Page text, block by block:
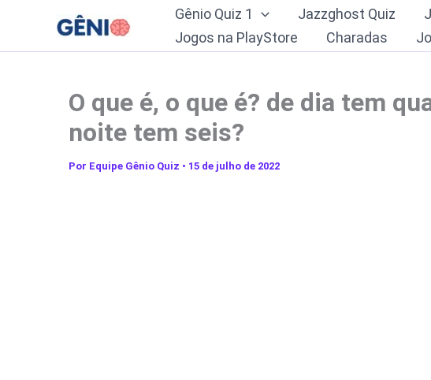
o
Gênio Quiz 1 Jazzghost Quiz
Jogos na PlayStore
Charadas
O que é, o que é? de dia tem
noite tem seis?
Por Equipe Gênio Quiz • 15 de julho de 2022